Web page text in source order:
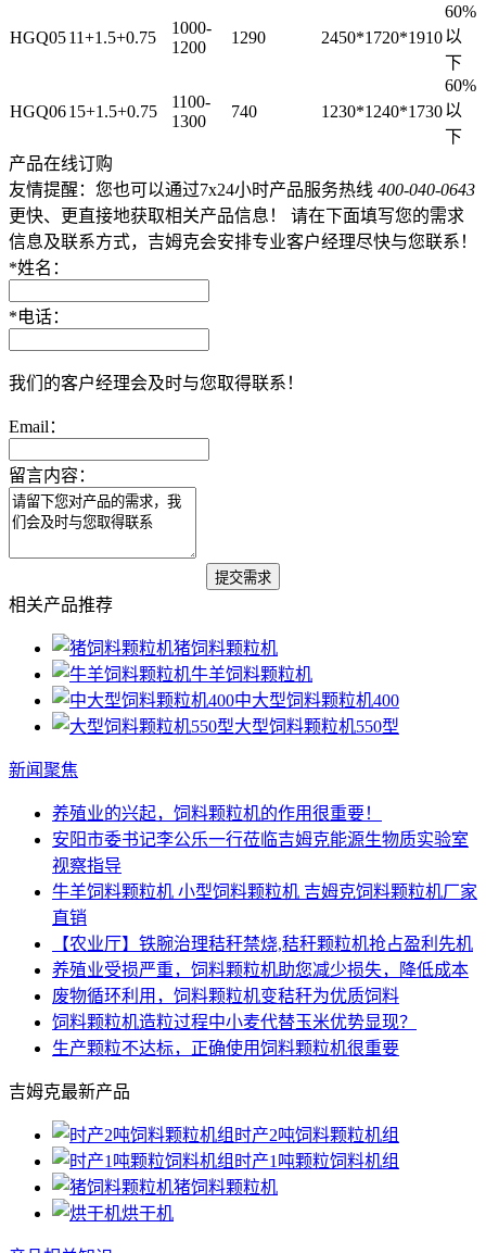
HGQ0511+1.5+0.75
1000-
1200
1290 2450*1720*1910
60%
以
下
HGQ0615+1.5+0.75
1100-
1300
740 1230*1240*1730
60%
以
下
产品在线订购
友情提醒： 您也可以通过7x24小时产品服务热线 400-040-0643
更快、更直接地获取相关产品信息！ 请在下面填写您的需求
信息及联系方式，吉姆克会安排专业客户经理尽快与您联系！
*姓名：
*电话：
我们的客户经理会及时与您取得联系！
Email：
留言内容：
相关产品推荐
猪饲料颗粒机
牛羊饲料颗粒机
中大型饲料颗粒机400
大型饲料颗粒机550型
新闻聚焦
养殖业的兴起，饲料颗粒机的作用很重要！
安阳市委书记李公乐一行莅临吉姆克能源生物质实验室
视察指导
牛羊饲料颗粒机 小型饲料颗粒机 吉姆克饲料颗粒机厂家
直销
【农业厅】铁腕治理秸秆禁烧,秸秆颗粒机抢占盈利先机
养殖业受损严重，饲料颗粒机助您减少损失，降低成本
废物循环利用，饲料颗粒机变秸秆为优质饲料
饲料颗粒机造粒过程中小麦代替玉米优势显现？
生产颗粒不达标，正确使用饲料颗粒机很重要
吉姆克最新产品
时产2吨饲料颗粒机组
时产1吨颗粒饲料机组
猪饲料颗粒机
烘干机